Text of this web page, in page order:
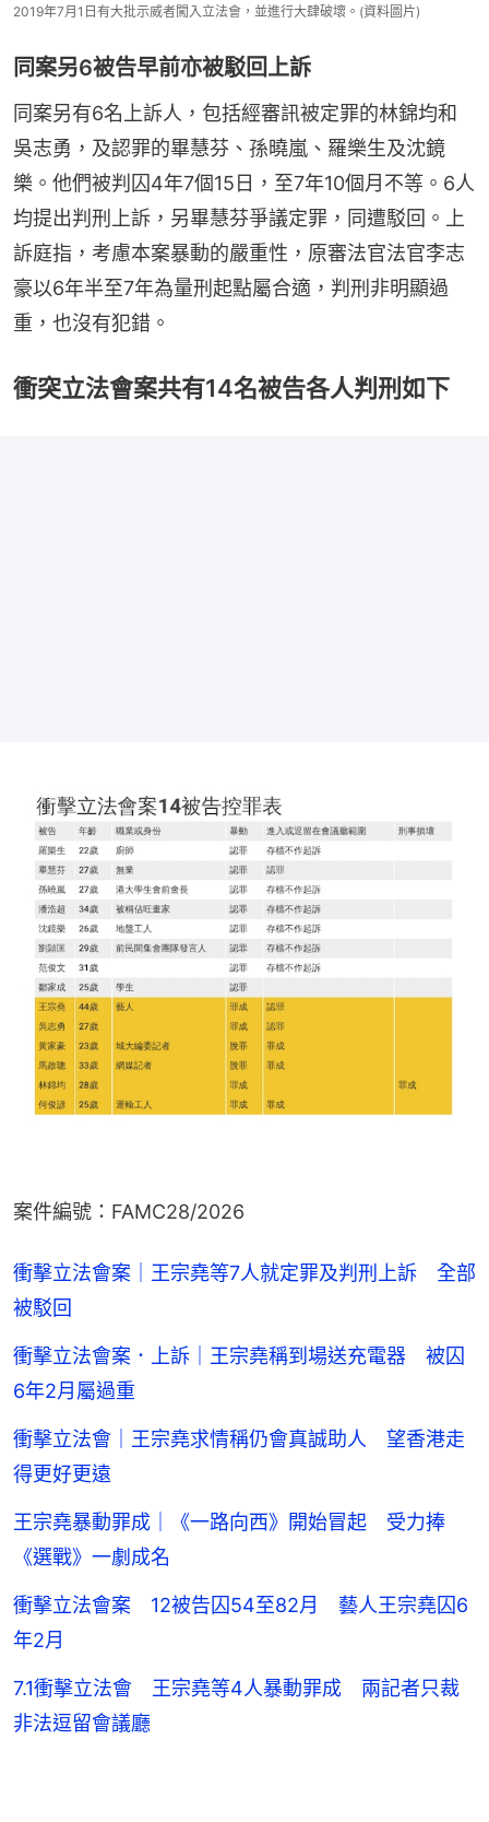
2019年7月1日有大批示威者闖入立法會，並進行大肆破壞。(資料圖片)
同案另6被告早前亦被駁回上訴
同案另有6名上訴人，包括經審訊被定罪的林錦均和
吳志勇，及認罪的畢慧芬、孫曉嵐、羅樂生及沈鏡
樂。他們被判囚4年7個15日，至7年10個月不等。6人
均提出判刑上訴，另畢慧芬爭議定罪，同遭駁回。上
訴庭指，考慮本案暴動的嚴重性，原審法官法官李志
豪以6年半至7年為量刑起點屬合適，判刑非明顯過
重，也沒有犯錯。
衝突立法會案共有14名被告各人判刑如下
案件編號：FAMC28/2026
衝擊立法會案｜王宗堯等7人就定罪及判刑上訴 全部
被駁回
衝擊立法會案．上訴｜王宗堯稱到場送充電器 被囚
6年2月屬過重
衝擊立法會｜王宗堯求情稱仍會真誠助人 望香港走
得更好更遠
王宗堯暴動罪成｜《一路向西》開始冒起 受力捧
《選戰》一劇成名
衝擊立法會案 12被告囚54至82月 藝人王宗堯囚6
年2月
7.1衝擊立法會 王宗堯等4人暴動罪成 兩記者只裁
非法逗留會議廳